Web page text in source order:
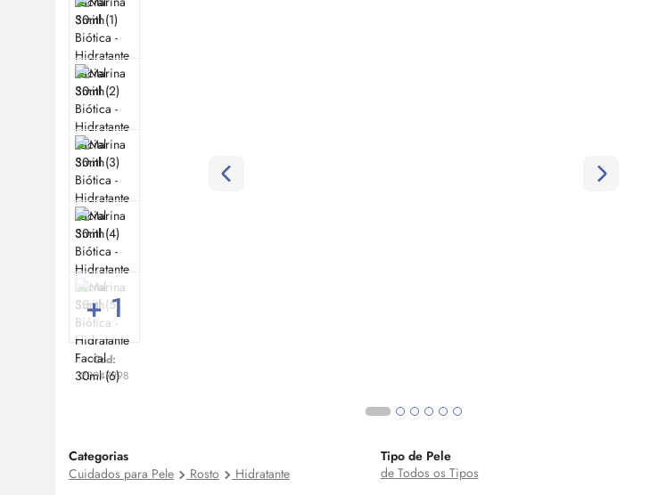
+ 1
Cod:
20047998
Categorias
Cuidados para Pele
Rosto Hidratante
Tipo de Pele
de Todos os Tipos